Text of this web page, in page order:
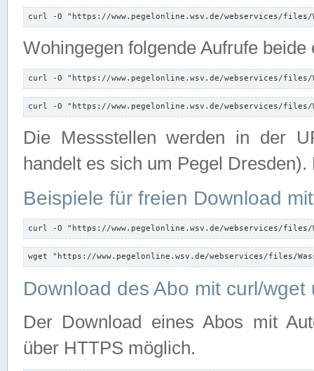
curl -O "https://www.pegelonline.wsv.de/webservices/files/
Wohingegen folgende Aufrufe beide
curl -O "https://www.pegelonline.wsv.de/webservices/files/
curl -O "https://www.pegelonline.wsv.de/webservices/files/
Die Messstellen werden in der
handelt es sich um Pegel
Beispiele für freien Download
curl -O "https://www.pegelonline.wsv.de/webservices/files/
wget "https://www.pegelonline.wsv.de/webservices/files/
Download des Abo mit curl/
Der Download eines Abos mit
über HTTPS möglich.